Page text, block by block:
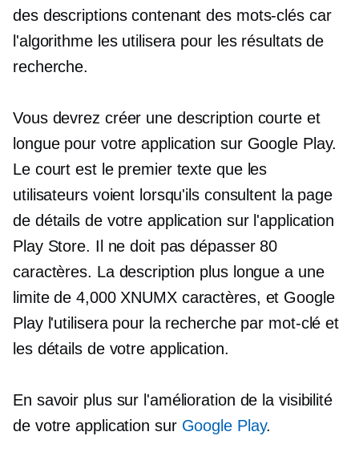
des descriptions contenant des mots-clés car
l'algorithme les utilisera pour les résultats de
recherche.
Vous devrez créer une description courte et
longue pour votre application sur Google Play.
Le court est le premier texte que les
utilisateurs voient lorsqu'ils consultent la page
de détails de votre application sur l'application
Play Store. Il ne doit pas dépasser 80
caractères. La description plus longue a une
limite de 4,000 XNUMX caractères, et Google
Play l'utilisera pour la recherche par mot-clé et
les détails de votre application.
En savoir plus sur l'amélioration de la visibilité
de votre application sur Google Play.